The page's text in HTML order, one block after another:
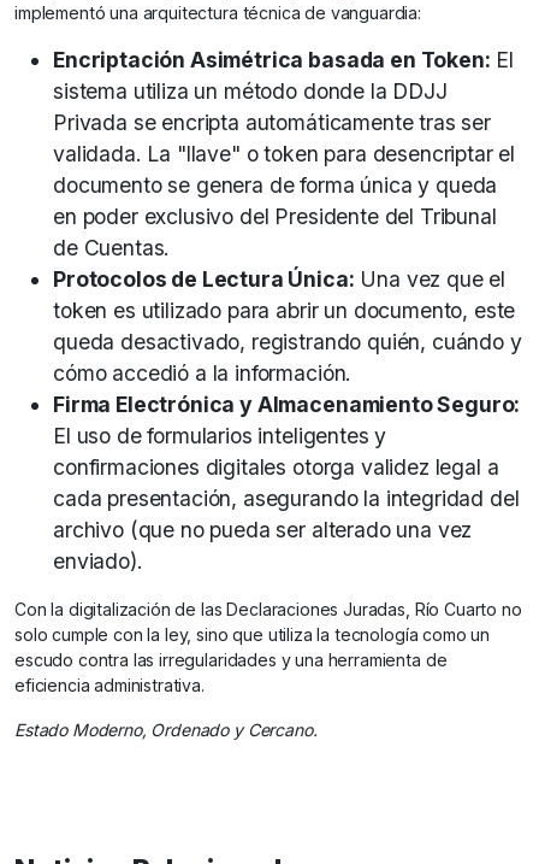
implementó una arquitectura técnica de vanguardia:
Encriptación Asimétrica basada en Token: El
sistema utiliza un método donde la DDJJ
Privada se encripta automáticamente tras ser
validada. La "llave" o token para desencriptar el
documento se genera de forma única y queda
en poder exclusivo del Presidente del Tribunal
de Cuentas.
Protocolos de Lectura Única: Una vez que el
token es utilizado para abrir un documento, este
queda desactivado, registrando quién, cuándo y
cómo accedió a la información.
Firma Electrónica y Almacenamiento Seguro:
El uso de formularios inteligentes y
confirmaciones digitales otorga validez legal a
cada presentación, asegurando la integridad del
archivo (que no pueda ser alterado una vez
enviado).
Con la digitalización de las Declaraciones Juradas, Río Cuarto no
solo cumple con la ley, sino que utiliza la tecnología como un
escudo contra las irregularidades y una herramienta de
eficiencia administrativa.
Estado Moderno, Ordenado y Cercano.